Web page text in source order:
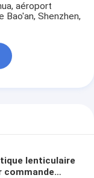
aéroport
Bao'an, Shenzhen,
lenticulaire
commande